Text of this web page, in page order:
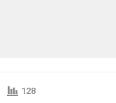
128